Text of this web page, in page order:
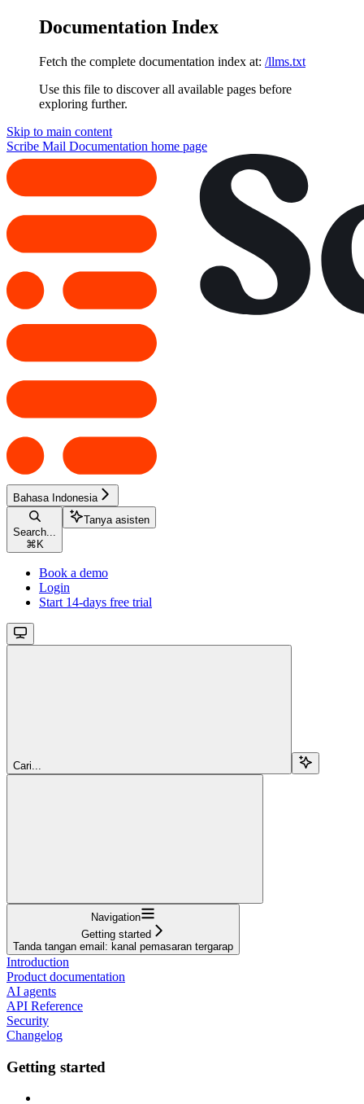
Documentation Index
Fetch the complete documentation index at: /llms.txt
Use this file to discover all available pages before
exploring further.
Skip to main content
Scribe Mail Documentation home page
Bahasa Indonesia
Search...
⌘ K
Tanya asisten
Book a demo
Login
Start 14-days free trial
Cari...
Navigation
Getting started
Tanda tangan email: kanal pemasaran tergarap
Introduction
Product documentation
AI agents
API Reference
Security
Changelog
Getting started